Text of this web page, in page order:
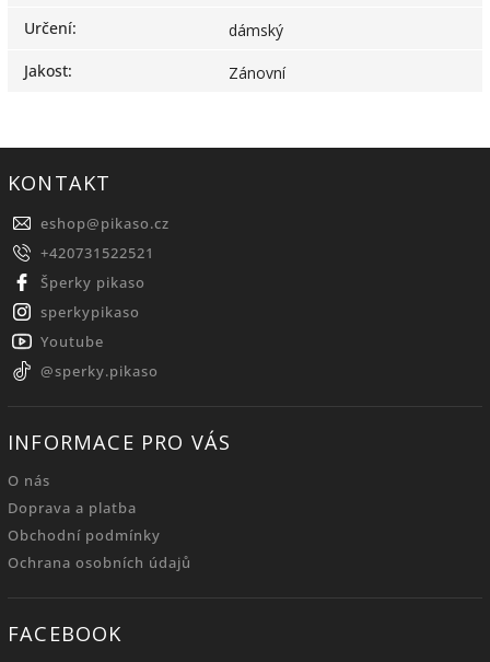
Určení:
dámský
Jakost: Zánovní
KONTAKT
eshop@pikaso.cz
+420731522521
Šperky pikaso
sperkypikaso
Youtube
@sperky.pikaso
INFORMACE PRO VÁS
O nás
Doprava a platba
Obchodní podmínky
Ochrana osobních údajů
FACEBOOK